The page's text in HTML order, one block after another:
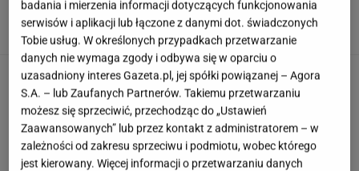
trafia się bardzo rzadko
badania i mierzenia informacji dotyczących funkcjonowania
serwisów i aplikacji lub łączone z danymi dot. świadczonych
Tobie usług. W określonych przypadkach przetwarzanie
danych nie wymaga zgody i odbywa się w oparciu o
uzasadniony interes Gazeta.pl, jej spółki powiązanej – Agora
S.A. – lub Zaufanych Partnerów. Takiemu przetwarzaniu
możesz się sprzeciwić, przechodząc do „Ustawień
Zaawansowanych” lub przez kontakt z administratorem – w
zależności od zakresu sprzeciwu i podmiotu, wobec którego
jest kierowany. Więcej informacji o przetwarzaniu danych